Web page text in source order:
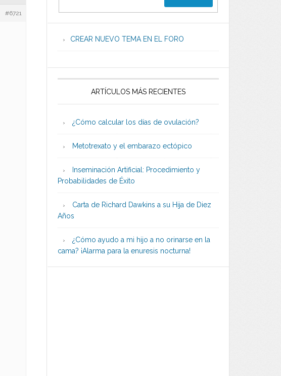
#6721
CREAR NUEVO TEMA EN EL FORO
ARTÍCULOS MÁS RECIENTES
¿Cómo calcular los días de ovulación?
Metotrexato y el embarazo ectópico
Inseminación Artificial: Procedimiento y
Probabilidades de Éxito
Carta de Richard Dawkins a su Hija de Diez
Años
¿Cómo ayudo a mi hijo a no orinarse en la
cama? ¡Alarma para la enuresis nocturna!